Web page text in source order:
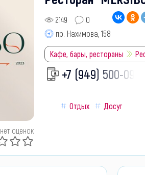
нет оценок
2149
0
пр. Нахимова, 158
Кафе, бары, рестораны
+7 (949) 500-09-
Отдых Досуг